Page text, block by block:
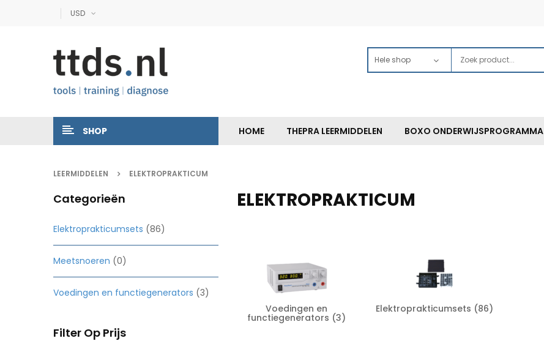
USD
SHOP HOME THEPRA LEERMIDDELEN BOXO ONDERWIJSPROGRAMMA
LEERMIDDELEN ELEKTROPRAKTICUM
Categorieën
Elektroprakticumsets (86)
Meetsnoeren (0)
Voedingen en functiegenerators (3)
Filter Op Prijs
ELEKTROPRAKTICUM
Voedingen en
functiegenerators (3)
Elektroprakticumsets (86)